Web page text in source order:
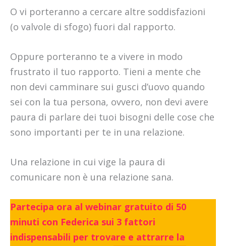
O vi porteranno a cercare altre soddisfazioni
(o valvole di sfogo) fuori dal rapporto.
Oppure porteranno te a vivere in modo
frustrato il tuo rapporto. Tieni a mente che
non devi camminare sui gusci d’uovo quando
sei con la tua persona, ovvero, non devi avere
paura di parlare dei tuoi bisogni delle cose che
sono importanti per te in una relazione.
Una relazione in cui vige la paura di
comunicare non è una relazione sana.
Partecipa ora al webinar gratuito di 50
minuti con Federica sui 3 fattori
indispensabili per trovare e attrarre la